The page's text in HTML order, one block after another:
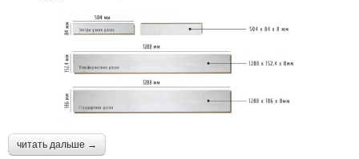
читать дальше →